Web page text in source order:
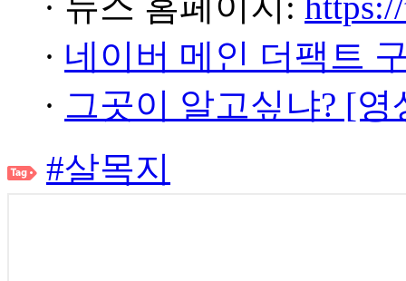
· 네이버 메인 더팩트
· 그곳이 알고싶냐? [
#살목지